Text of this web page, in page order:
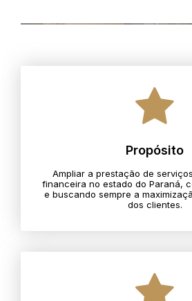
Propósito
Ampliar a prestação de
financeira no estado do Paraná,
e buscando sempre a
dos clientes.